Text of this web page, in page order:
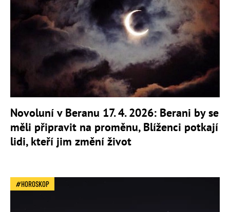
Novoluní v Beranu 17. 4. 2026: Berani by se
měli připravit na proměnu, Blíženci potkají
lidi, kteří jim změní život
HOROSKOP